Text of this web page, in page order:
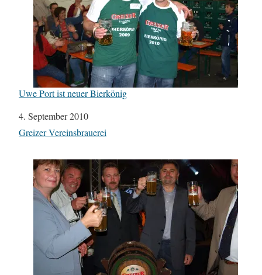
Uwe Port ist neuer Bierkönig
Datum
4. September 2010
In Bezug auf
Greizer Vereinsbrauerei